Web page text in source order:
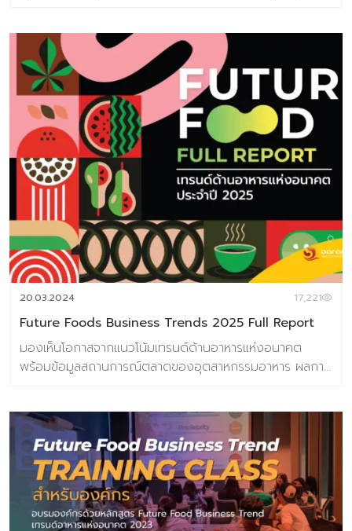
การแค่ “ตามเทรนด์” ไม่พออีกต่อไปแต่ต้อง มองเห็นอนาคต
ก่อนใคร เพื่อวางกลยุทธ์ให้แม่นยำ (ชุดข้อมูลเทรนด์อยู่ในรูป
แบบ E-Book ) เนื้อหาภายในเล่ม 186 หน้า ครอบคลุม
Introduction แนวคิด ทฤษฎีและสมมติฐานงานวิจัย บทที่
1 Future Food Trend เปิดมุมมองเพื่อมองเห็นโอกาสในภาพ
รวมอุตสาหกรรมอาหารแห่งอนาคต 10 แนวโน้มธุรกิจอาหาร
แห่งอนาคต ประกอบไปด้วย 1. Well-Mental Eating 2.
Personalized Nutrition 3. Edible Beauty 4. Through
the root 5. Eye Foodie 6. Extraordinary Meal 7.
Alternative Nutrition 8. Foods for the world 9.
Localized Chain 10. FoodTech บทที่ 2 Food Market
Analysis (Global) ข้อมูลสถานการณ์ตลาดของอุตสาหกรรม
อาหาร บทที่ 3 ข้อมูลกรณีศึกษากว่า 100 เคส บทที่ 4 ผลการ
วิจัยผู้บริโภคชาวไทย 800 ตัวอย่างเกี่ยวกับการตอบรับเท
เต็ม 3,990 บาท หากมีคำถามเ […]
20.03.2024 17,221
Future Foods Business Trends 2025 Full Report
มองเห็นโอกาสจากแนวโน้มเทรนด์ด้านอาหารแห่งอนาคต
พร้อมข้อมูลสถานการณ์ตลาดของอุตสาหกรรมอาหาร ผลการ
เนื้อหาภายในเล่ม ชุดข้อมูลวิจัยเทรนด์ประกอบไปด้วย 6 เท
รนด์ความต้องการของผู้บริโภคยุคใหม่ 10 แนวโน้มธุรกิจ
อาหารแห่งอนาคต และ 31 เทรนด์ย่อยประกอบไปด้วย >10
แนวโน้มธุรกิจอาหารแห่งอนาคต ประกอบไปด้วย
Personalized Nutrition Well-Mental Eating Fermented
taste of time Extraordinary Meal Through The Root